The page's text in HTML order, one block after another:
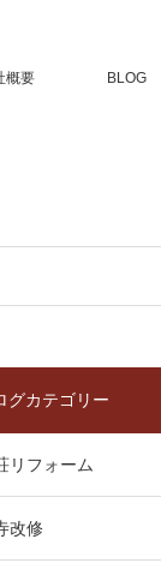
概要 BLOG
グカテゴリー
リフォーム
改修